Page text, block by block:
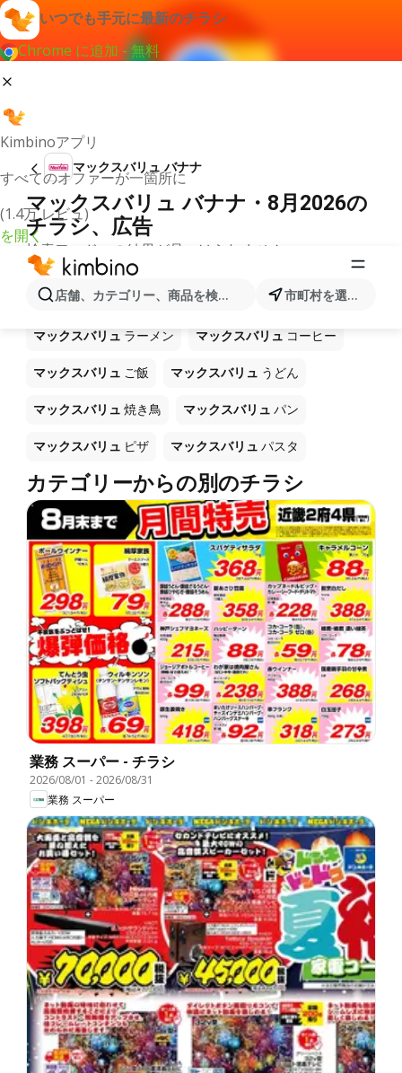
いつでも手元に最新のチラシ
Chrome に追加 - 無料
Kimbinoアプリ
すべてのオファーが一箇所に
(1.4万 レビュ)
を開く
店舗、カテゴリー、商品を検索... 市町村を選択します
マックスバリュ バナナ
マックスバリュ バナナ・8月2026の
チラシ、広告
検索ワードへの結果が見つけられません。
ショップ マックスバリュ で販売中
の他製品
マックスバリュ ラーメン マックスバリュ コーヒー
マックスバリュ ご飯 マックスバリュ うどん
マックスバリュ 焼き鳥 マックスバリュ パン
マックスバリュ ピザ マックスバリュ パスタ
カテゴリーからの別のチラシ
業務 スーパー - チラシ
2026/08/01 -2026/08/31
業務 スーパー